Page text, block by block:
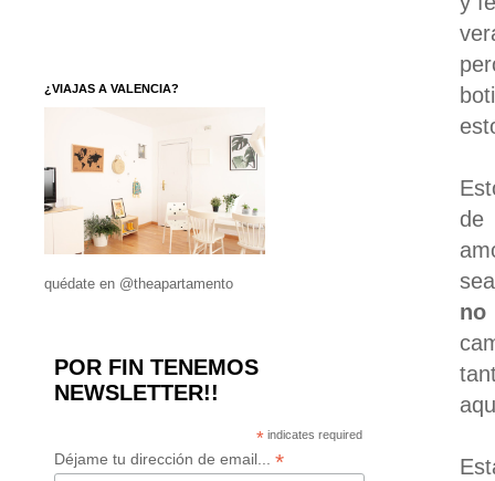
de
no
¿VIAJAS A VALENCIA?
quédate en @theapartamento
POR FIN TENEMOS
NEWSLETTER!!
* indicates required
Déjame tu dirección de email... *